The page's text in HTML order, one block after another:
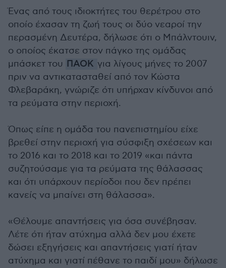
Ένας από τους ιδιοκτήτες του θερέτρου στο
οποίο έχασαν τη ζωή τους οι δύο νεαροί την
περασμένη Δευτέρα, δήλωσε ότι ο Μπάλντουιν,
ο οποίος έκατσε στον πάγκο της ομάδας
μπάσκετ του ΠΑΟΚ για λίγους μήνες το 2007
πριν να αντικατασταθεί από τον Κώστα
Φλεβαράκη, γνώριζε ότι υπήρχαν κίνδυνοι από
τα ρεύματα στην περιοχή.
Όπως είπε η ομάδα του πανεπιστημίου είχε
βρεθεί στην περιοχή για σύσφιξη σχέσεων και
το 2016 και το 2018 και το 2019 «και πάντα
συζητούσαμε για τα ρεύματα της θάλασσας
και ότι υπάρχουν περίοδοι που δεν πρέπει
κανείς να μπαίνει στη θάλασσα».
«Θέλουμε απαντήσεις για όσα συνέβησαν.
Λέτε ότι ήταν ατύχημα αλλά δεν μου έχετε
δώσει εξηγήσεις και απαντήσεις γιατί ήταν
ατύχημα και γιατί πέθανε το παιδί μου» δήλωσε